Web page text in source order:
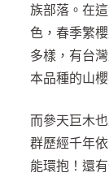
族部落。在
色，春季繁
多樣，有台
本品種的山
而參天巨木
群歷經千年
能環抱！還